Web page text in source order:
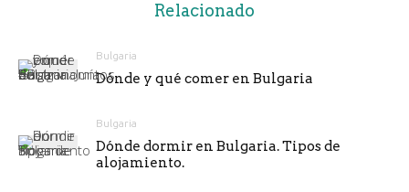
Relacionado
Bulgaria
Dónde y qué comer en Bulgaria
Bulgaria
Dónde dormir en Bulgaria. Tipos de
alojamiento.